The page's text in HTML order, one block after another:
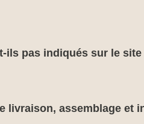
ils pas indiqués sur le site
livraison, assemblage et